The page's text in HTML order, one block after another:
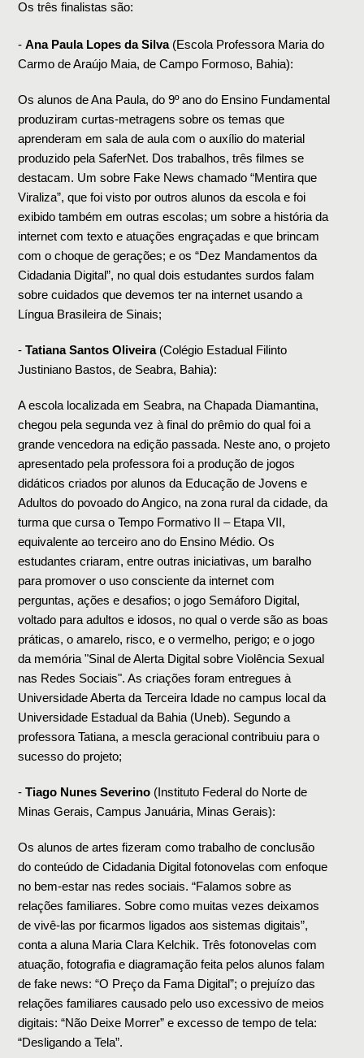
Os três finalistas são:
- Ana Paula Lopes da Silva (Escola Professora Maria do
Carmo de Araújo Maia, de Campo Formoso, Bahia):
Os alunos de Ana Paula, do 9º ano do Ensino Fundamental
produziram curtas-metragens sobre os temas que
aprenderam em sala de aula com o auxílio do material
produzido pela SaferNet. Dos trabalhos, três filmes se
destacam. Um sobre Fake News chamado “Mentira que
Viraliza”, que foi visto por outros alunos da escola e foi
exibido também em outras escolas; um sobre a história da
internet com texto e atuações engraçadas e que brincam
com o choque de gerações; e os “Dez Mandamentos da
Cidadania Digital”, no qual dois estudantes surdos falam
sobre cuidados que devemos ter na internet usando a
Língua Brasileira de Sinais;
- Tatiana Santos Oliveira (Colégio Estadual Filinto
Justiniano Bastos, de Seabra, Bahia):
A escola localizada em Seabra, na Chapada Diamantina,
chegou pela segunda vez à final do prêmio do qual foi a
grande vencedora na edição passada. Neste ano, o projeto
apresentado pela professora foi a produção de jogos
didáticos criados por alunos da Educação de Jovens e
Adultos do povoado do Angico, na zona rural da cidade, da
turma que cursa o Tempo Formativo II – Etapa VII,
equivalente ao terceiro ano do Ensino Médio. Os
estudantes criaram, entre outras iniciativas, um baralho
para promover o uso consciente da internet com
perguntas, ações e desafios; o jogo Semáforo Digital,
voltado para adultos e idosos, no qual o verde são as boas
práticas, o amarelo, risco, e o vermelho, perigo; e o jogo
da memória "Sinal de Alerta Digital sobre Violência Sexual
nas Redes Sociais". As criações foram entregues à
Universidade Aberta da Terceira Idade no campus local da
Universidade Estadual da Bahia (Uneb). Segundo a
professora Tatiana, a mescla geracional contribuiu para o
sucesso do projeto;
- Tiago Nunes Severino (Instituto Federal do Norte de
Minas Gerais, Campus Januária, Minas Gerais):
Os alunos de artes fizeram como trabalho de conclusão
do conteúdo de Cidadania Digital fotonovelas com enfoque
no bem-estar nas redes sociais. “Falamos sobre as
relações familiares. Sobre como muitas vezes deixamos
de vivê-las por ficarmos ligados aos sistemas digitais”,
conta a aluna Maria Clara Kelchik. Três fotonovelas com
atuação, fotografia e diagramação feita pelos alunos falam
de fake news: “O Preço da Fama Digital”; o prejuízo das
relações familiares causado pelo uso excessivo de meios
digitais: “Não Deixe Morrer” e excesso de tempo de tela:
“Desligando a Tela”.